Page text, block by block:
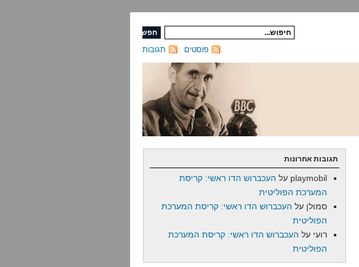
תגובות פוסטים
תגובות אחרונות
playmobil על העכברוש הדו ראשי: קריסת
המערכת הפוליטית
סמולן על העכברוש הדו ראשי: קריסת המערכת
הפוליטית
רועי על העכברוש הדו ראשי: קריסת המערכת
הפוליטית